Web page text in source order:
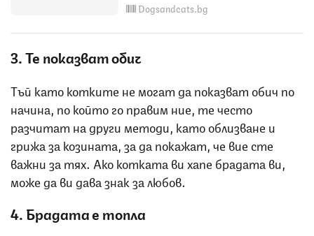
Dogsandcats.bg
3. Те показват обич
Тъй като котките не могат да показват обич по
начина, по който го правим ние, те често
разчитат на други методи, като облизване и
грижа за козината, за да покажат, че вие сте
важни за тях. Ако котката ви хапе брадата ви,
може да ви дава знак за любов.
4. Брадата е топла